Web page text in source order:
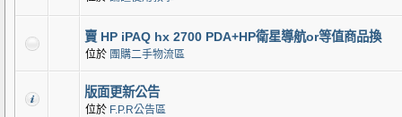
賣 HP iPAQ hx 2700 PDA+HP衛星導航or等值商品換
位於 團購二手物流區
版面更新公告
位於 F.P.R公告區